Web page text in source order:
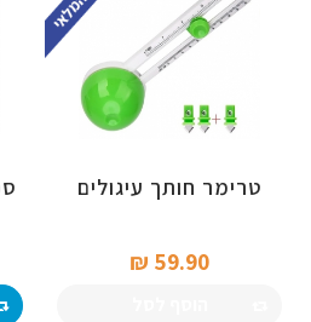
טרימר חותך עיגולים
59.90 ₪‎